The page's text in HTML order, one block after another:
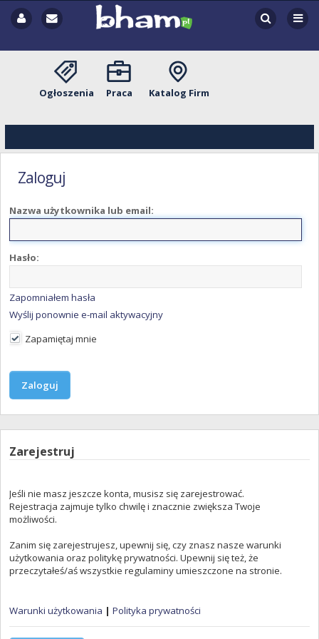
Ogłoszenia Praca Katalog Firm
Zaloguj
Nazwa użytkownika lub email:
Hasło:
Zapomniałem hasła
Wyślij ponownie e-mail aktywacyjny
Zapamiętaj mnie
Zarejestruj
Jeśli nie masz jeszcze konta, musisz się zarejestrować.
Rejestracja zajmuje tylko chwilę i znacznie zwiększa Twoje
możliwości.
Zanim się zarejestrujesz, upewnij się, czy znasz nasze warunki
użytkowania oraz politykę prywatności. Upewnij się też, że
przeczytałeś/aś wszystkie regulaminy umieszczone na stronie.
Warunki użytkowania | Polityka prywatności